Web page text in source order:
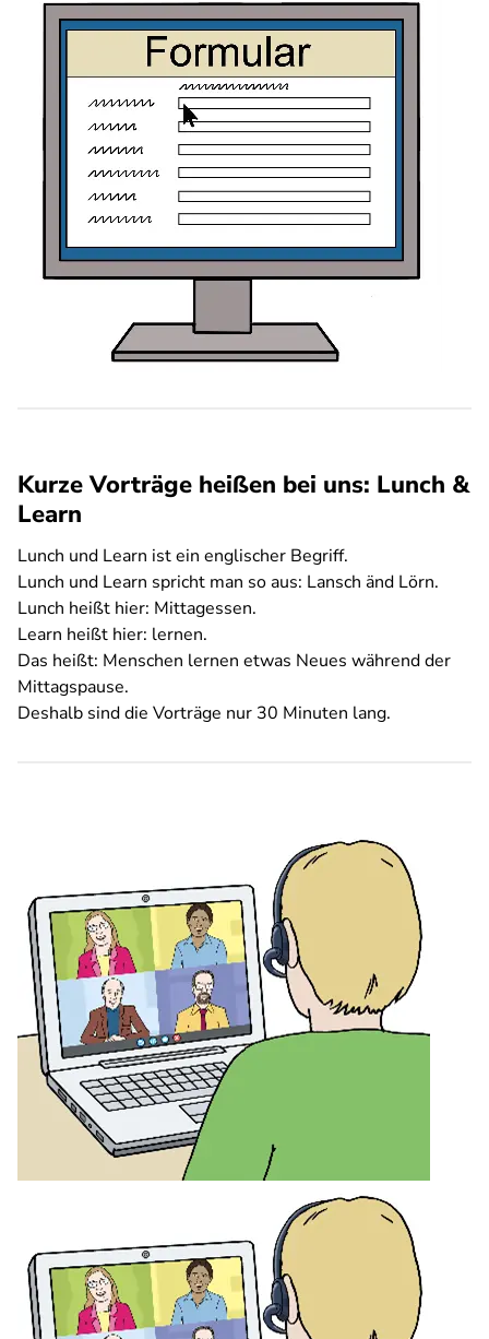
Kurze Vorträge heißen bei uns: Lunch &
Learn
Lunch und Learn ist ein englischer Begriff.
Lunch und Learn spricht man so aus: Lansch änd Lörn.
Lunch heißt hier: Mittagessen.
Learn heißt hier: lernen.
Das heißt: Menschen lernen etwas Neues während der
Mittagspause.
Deshalb sind die Vorträge nur 30 Minuten lang.